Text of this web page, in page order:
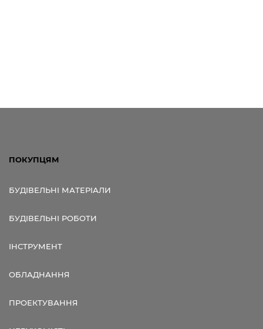
ПОКУПЦЯМ
БУДІВЕЛЬНІ МАТЕРІАЛИ
БУДІВЕЛЬНІ РОБОТИ
ІНСТРУМЕНТ
ОБЛАДНАННЯ
ПРОЕКТУВАННЯ